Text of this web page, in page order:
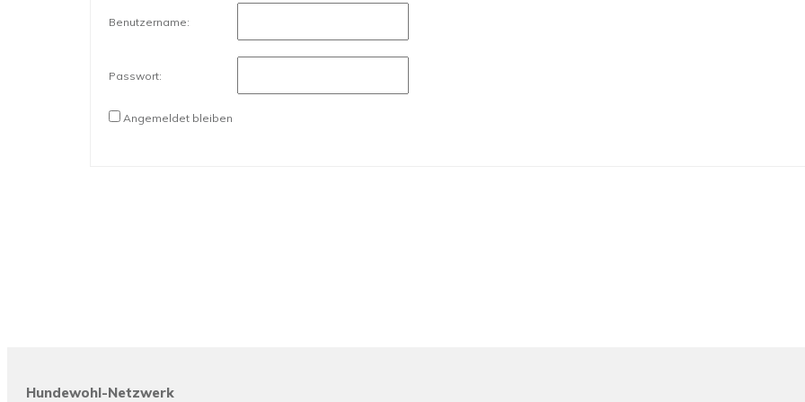
Benutzername:
Passwort:
Angemeldet bleiben
Hundewohl-Netzwerk